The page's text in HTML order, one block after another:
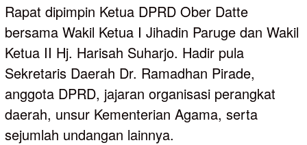
Rapat dipimpin Ketua DPRD Ober Datte
bersama Wakil Ketua I Jihadin Paruge dan Wakil
Ketua II Hj. Harisah Suharjo. Hadir pula
Sekretaris Daerah Dr. Ramadhan Pirade,
anggota DPRD, jajaran organisasi perangkat
daerah, unsur Kementerian Agama, serta
sejumlah undangan lainnya.